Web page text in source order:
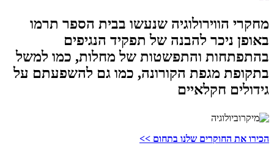
מחקרי הווירולוגיה שנעשו בבית הספר תרמו
באופן ניכר להבנה של תפקיד הנגיפים
בהתפתחות והתפשטות של מחלות, כמו למשל
בתקופת מגפת הקורונה, כמו גם להשפעתם על
גידולים חקלאיים
הכירו את החוקרים שלנו בתחום >>